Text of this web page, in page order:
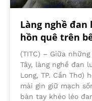
Làng nghề
hồn quê trên
(TITC) – Giữa
Tây, làng nghề đan
Long, TP. Cần
mài gìn giữ mạch
bàn tay khéo léo